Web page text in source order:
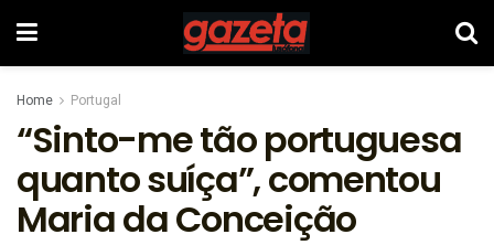
Home Portugal
“Sinto-me tão portuguesa
quanto suíça”, comentou
Maria da Conceição